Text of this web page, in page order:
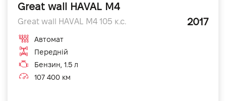
Great wall HAVAL M4
Great wall HAVAL M4 105 к.с. 2017
Автомат
Передній
Бензин, 1.5 л
107 400 км